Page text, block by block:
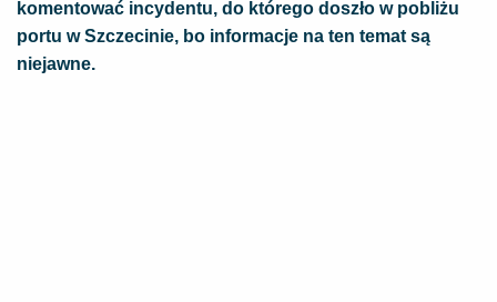
komentować incydentu, do którego doszło w pobliżu
portu w Szczecinie, bo informacje na ten temat są
niejawne.